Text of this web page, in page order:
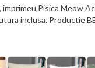
Pisica Meow
inclusa. Productie